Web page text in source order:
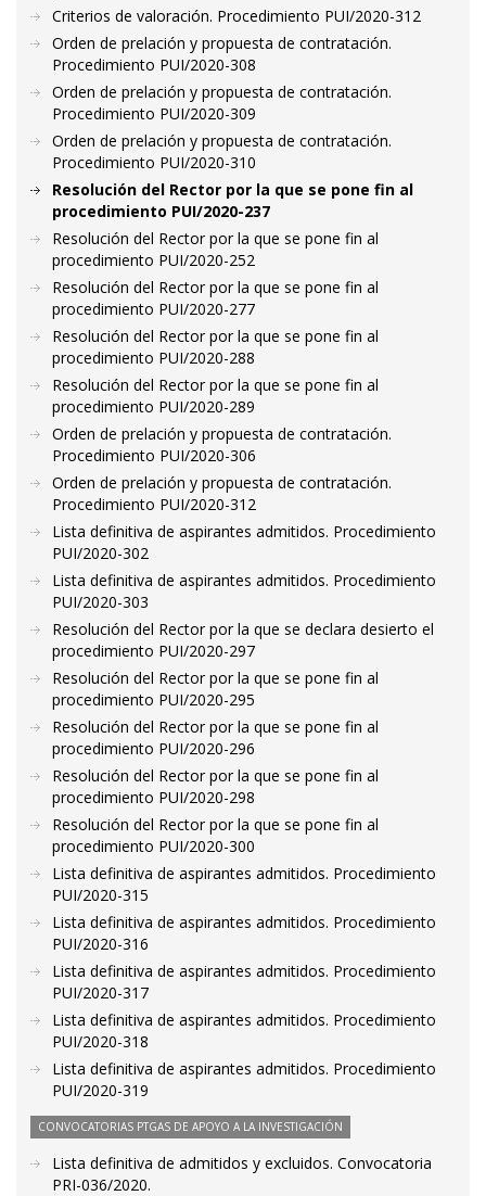
Criterios de valoración. Procedimiento PUI/2020-312
Orden de prelación y propuesta de contratación.
Procedimiento PUI/2020-308
Orden de prelación y propuesta de contratación.
Procedimiento PUI/2020-309
Orden de prelación y propuesta de contratación.
Procedimiento PUI/2020-310
Resolución del Rector por la que se pone fin al
procedimiento PUI/2020-237
Resolución del Rector por la que se pone fin al
procedimiento PUI/2020-252
Resolución del Rector por la que se pone fin al
procedimiento PUI/2020-277
Resolución del Rector por la que se pone fin al
procedimiento PUI/2020-288
Resolución del Rector por la que se pone fin al
procedimiento PUI/2020-289
Orden de prelación y propuesta de contratación.
Procedimiento PUI/2020-306
Orden de prelación y propuesta de contratación.
Procedimiento PUI/2020-312
Lista definitiva de aspirantes admitidos. Procedimiento
PUI/2020-302
Lista definitiva de aspirantes admitidos. Procedimiento
PUI/2020-303
Resolución del Rector por la que se declara desierto el
procedimiento PUI/2020-297
Resolución del Rector por la que se pone fin al
procedimiento PUI/2020-295
Resolución del Rector por la que se pone fin al
procedimiento PUI/2020-296
Resolución del Rector por la que se pone fin al
procedimiento PUI/2020-298
Resolución del Rector por la que se pone fin al
procedimiento PUI/2020-300
Lista definitiva de aspirantes admitidos. Procedimiento
PUI/2020-315
Lista definitiva de aspirantes admitidos. Procedimiento
PUI/2020-316
Lista definitiva de aspirantes admitidos. Procedimiento
PUI/2020-317
Lista definitiva de aspirantes admitidos. Procedimiento
PUI/2020-318
Lista definitiva de aspirantes admitidos. Procedimiento
PUI/2020-319
CONVOCATORIAS PTGAS DE APOYO A LA INVESTIGACIÓN
Lista definitiva de admitidos y excluidos. Convocatoria
PRI-036/2020.